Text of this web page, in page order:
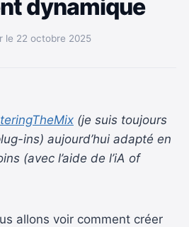
dynamique
le 22 octobre 2025
(je suis toujours
ins) aujourd’hui adapté en
(avec l’aide de l’iA of
allons voir comment créer